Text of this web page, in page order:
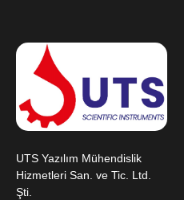
UTS Yazılım Mühendislik
Hizmetleri San. ve Tic. Ltd.
Şti.